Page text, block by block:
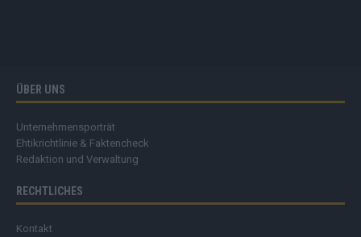
ÜBER UNS
Unternehmensporträt
Ehtikrichtlinie & Faktencheck
Redaktion und Verwaltung
RECHTLICHES
Kontakt